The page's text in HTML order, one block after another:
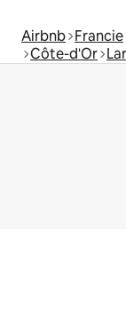
Airbnb Francie
Côte-d'Or